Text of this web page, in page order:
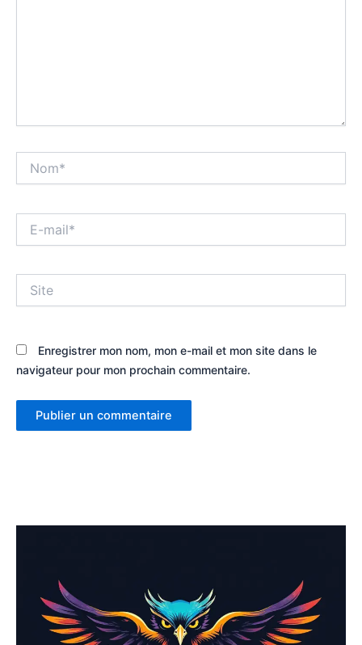
mail*
Enregistrer mon nom, mon e-mail et mon site dans le
navigateur pour mon prochain commentaire.